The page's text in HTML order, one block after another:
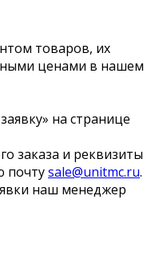
товаров, их
ценами в нашем
на странице
заказа и реквизиты
почтуsale@unitmc.ru.
наш менеджер